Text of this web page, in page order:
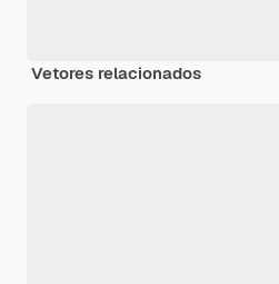
Vetores relacionados